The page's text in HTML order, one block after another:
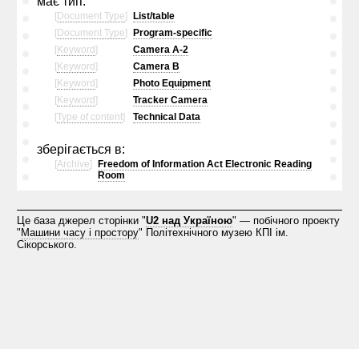
[Document Type]
List/table
[Document Type]
Program-specific
[Keyword ]
Camera A-2
[Keyword ]
Camera B
[Keyword ]
Photo Equipment
[Keyword ]
Tracker Camera
[Type of content] Technical Data
зберігається в:
[Archive]
Freedom of Information Act Electronic Reading
Room
Це база джерел сторінки "U2 над Україною" — побічного проекту
" Машини часу і простору" Політехнічного музею КПІ ім.
Сікорського.